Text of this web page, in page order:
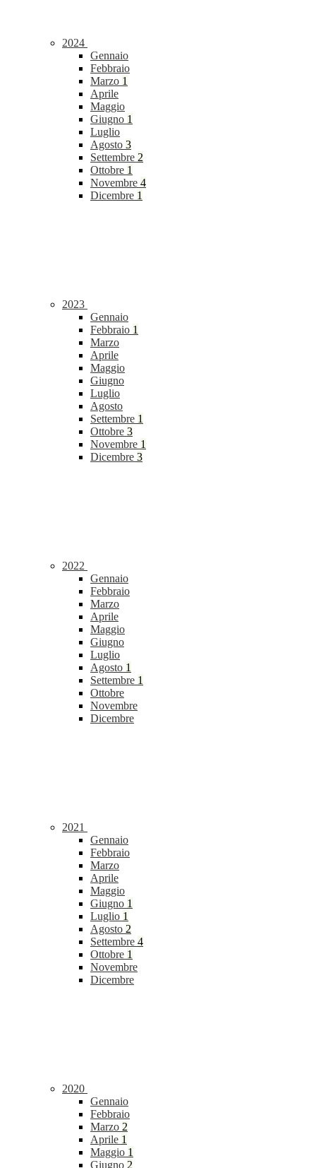
2024
Gennaio
Febbraio
Marzo 1
Aprile
Maggio
Giugno 1
Luglio
Agosto 3
Settembre 2
Ottobre 1
Novembre 4
Dicembre 1
2023
Gennaio
Febbraio 1
Marzo
Aprile
Maggio
Giugno
Luglio
Agosto
Settembre 1
Ottobre 3
Novembre 1
Dicembre 3
2022
Gennaio
Febbraio
Marzo
Aprile
Maggio
Giugno
Luglio
Agosto 1
Settembre 1
Ottobre
Novembre
Dicembre
2021
Gennaio
Febbraio
Marzo
Aprile
Maggio
Giugno 1
Luglio 1
Agosto 2
Settembre 4
Ottobre 1
Novembre
Dicembre
2020
Gennaio
Febbraio
Marzo 2
Aprile 1
Maggio 1
Giugno 2